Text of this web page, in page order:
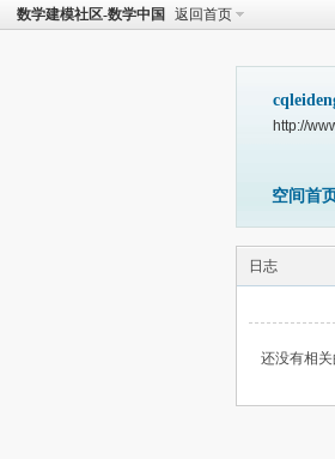
数学建模社区-数学中国 返回首页
http://
空间首
日志
还没有相